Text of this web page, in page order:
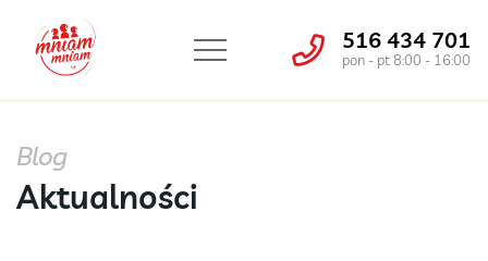
516 434 701
pon - pt 8:00 - 16:00
Blog
Aktualności